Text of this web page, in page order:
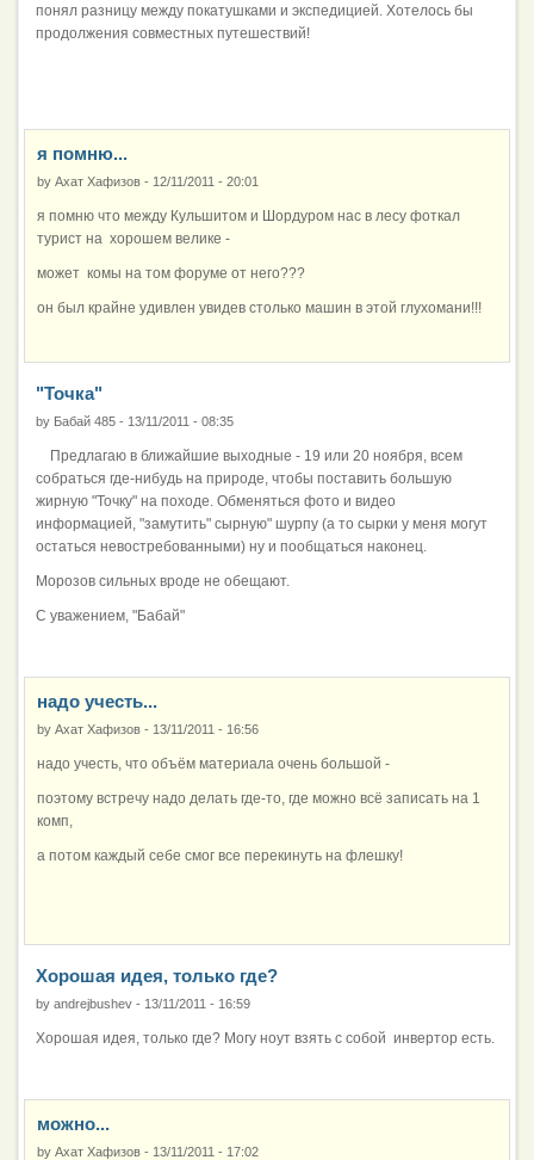
понял разницу между покатушками и экспедицией. Хотелось бы
продолжения совместных путешествий!
я помню...
by Ахат Хафизов - 12/11/2011 - 20:01
я помню что между Кульшитом и Шордуром нас в лесу фоткал
турист на хорошем велике -
может комы на том форуме от него???
он был крайне удивлен увидев столько машин в этой глухомани!!!
"Точка"
by Бабай 485 - 13/11/2011 - 08:35
Предлагаю в ближайшие выходные - 19 или 20 ноября, всем
собраться где-нибудь на природе, чтобы поставить большую
жирную "Точку" на походе. Обменяться фото и видео
информацией, "замутить" сырную" шурпу (а то сырки у меня могут
остаться невостребованными) ну и пообщаться наконец.
Морозов сильных вроде не обещают.
С уважением, "Бабай"
надо учесть...
by Ахат Хафизов - 13/11/2011 - 16:56
надо учесть, что объём материала очень большой -
поэтому встречу надо делать где-то, где можно всё записать на 1
комп,
а потом каждый себе смог все перекинуть на флешку!
Хорошая идея, только где?
by andrejbushev - 13/11/2011 - 16:59
Хорошая идея, только где? Могу ноут взять с собой инвертор есть.
можно...
by Ахат Хафизов - 13/11/2011 - 17:02